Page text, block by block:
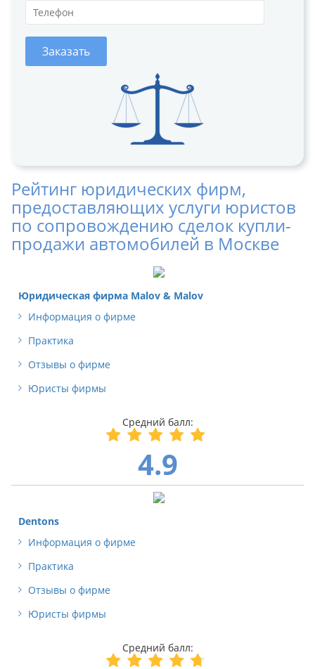
Заказать
Рейтинг юридических фирм,
предоставляющих услуги юристов
по сопровождению сделок купли-
продажи автомобилей в Москве
Юридическая фирма Malov & Malov
Информация о фирме
Практика
Отзывы о фирме
Юристы фирмы
4.9
Dentons
Информация о фирме
Практика
Отзывы о фирме
Юристы фирмы